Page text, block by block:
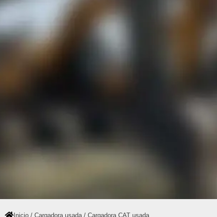
Inicio / Cargadora usada / Cargadora CAT usada